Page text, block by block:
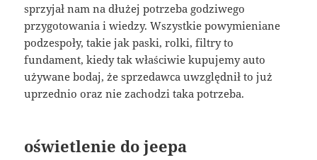
sprzyjał nam na dłużej potrzeba godziwego
przygotowania i wiedzy. Wszystkie powymieniane
podzespoły, takie jak paski, rolki, filtry to
fundament, kiedy tak właściwie kupujemy auto
używane bodaj, że sprzedawca uwzględnił to już
uprzednio oraz nie zachodzi taka potrzeba.
oświetlenie do jeepa